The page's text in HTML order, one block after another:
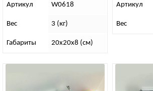
Артикул W0618
Вес 3 (кг)
Габариты 20х20х8 (см)
Артикул
Вес